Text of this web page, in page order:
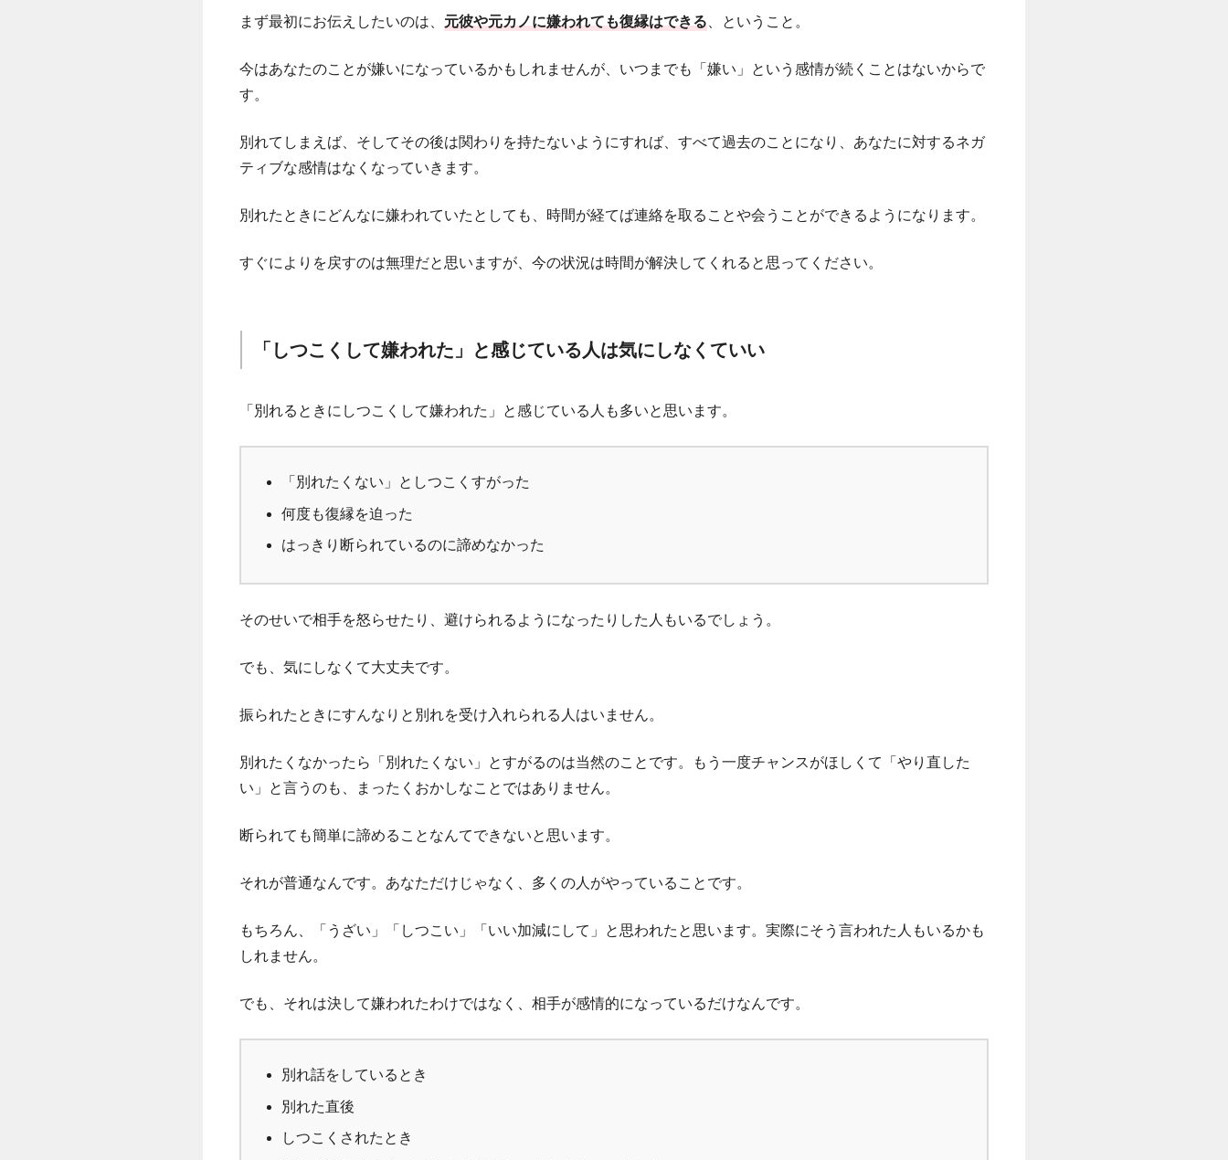
まず最初にお伝えしたいのは、 元彼や元カノに嫌われても復縁はできる、ということ。
今はあなたのことが嫌いになっているかもしれませんが、いつまでも「嫌い」という感情が続くことはないからで
す。
別れてしまえば、そしてその後は関わりを持たないようにすれば、すべて過去のことになり、あなたに対するネガ
ティブな感情はなくなっていきます。
別れたときにどんなに嫌われていたとしても、時間が経てば連絡を取ることや会うことができるようになります。
すぐによりを戻すのは無理だと思いますが、今の状況は時間が解決してくれると思ってください。
「しつこくして嫌われた」と感じている人は気にしなくていい
「別れるときにしつこくして嫌われた」と感じている人も多いと思います。
「別れたくない」としつこくすがった
何度も復縁を迫った
はっきり断られているのに諦めなかった
そのせいで相手を怒らせたり、避けられるようになったりした人もいるでしょう。
でも、気にしなくて大丈夫です。
振られたときにすんなりと別れを受け入れられる人はいません。
別れたくなかったら「別れたくない」とすがるのは当然のことです。もう一度チャンスがほしくて「やり直した
い」と言うのも、まったくおかしなことではありません。
断られても簡単に諦めることなんてできないと思います。
それが普通なんです。あなただけじゃなく、多くの人がやっていることです。
もちろん、「うざい」「しつこい」「いい加減にして」と思われたと思います。実際にそう言われた人もいるかも
しれません。
でも、それは決して嫌われたわけではなく、相手が感情的になっているだけなんです。
別れ話をしているとき
別れた直後
しつこくされたとき